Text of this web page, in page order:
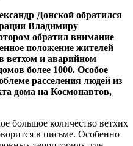
Донской обратился
Владимиру
обратил внимание
положение жителей
ветхом и аварийном
более 1000. Особое
расселения людей из
дома на Космонавтов,
большое количество ветхих
в письме. Особенно